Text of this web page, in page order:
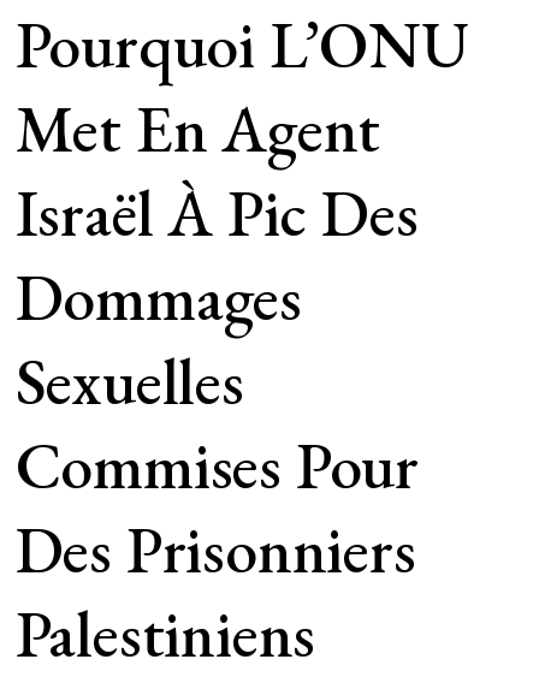
Pourquoi L’ONU
Met En Agent
Israël À Pic Des
Dommages
Sexuelles
Commises Pour
Des Prisonniers
Palestiniens